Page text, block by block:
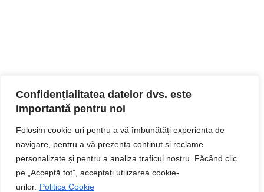
Confidențialitatea datelor dvs. este
importantă pentru noi
Folosim cookie-uri pentru a vă îmbunătăți experiența de
navigare, pentru a vă prezenta conținut și reclame
personalizate și pentru a analiza traficul nostru. Făcând clic
pe „Acceptă tot”, acceptați utilizarea cookie-
urilor. Politica Cookie